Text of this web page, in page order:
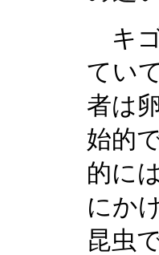
キゴ
てい
者は
始的
的に
にか
昆虫